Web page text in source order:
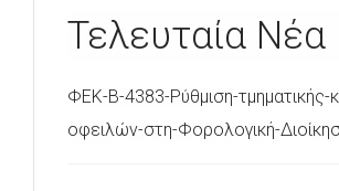
Τελευταία Νέα
ΦΕΚ-Β-4383-Ρύθμιση-τμηματικής-
οφειλών-στη-Φορολογική-